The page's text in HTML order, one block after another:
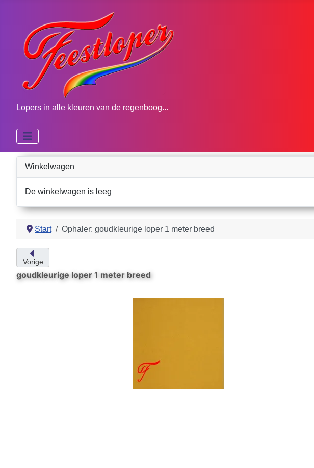
Lopers in alle kleuren van de regenboog...
Winkelwagen
De winkelwagen is leeg
Start Ophaler: goudkleurige loper 1 meter breed
Vorige
goudkleurige loper 1 meter breed